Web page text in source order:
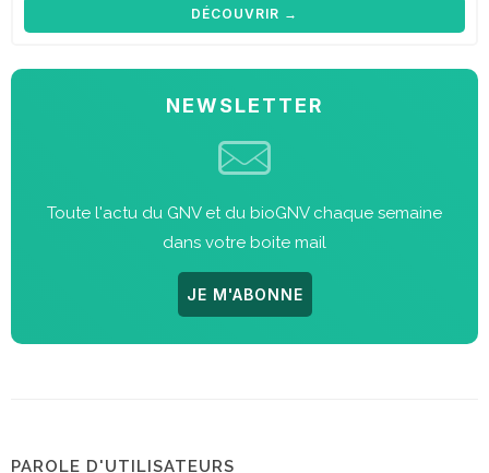
DÉCOUVRIR →
NEWSLETTER
Toute l'actu du GNV et du bioGNV chaque semaine
dans votre boite mail
JE M'ABONNE
PAROLE D'UTILISATEURS